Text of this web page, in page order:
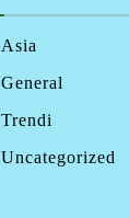
Asia
General
Trendi
Uncategorized